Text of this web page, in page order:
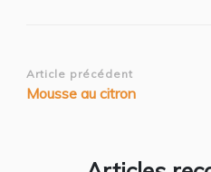
Navigation
d’article
Article précédent
Mousse au citron